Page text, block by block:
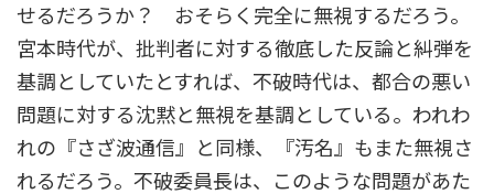
せるだろうか？ おそらく完全に無視するだろう。
宮本時代が、批判者に対する徹底した反論と糾弾を
基調としていたとすれば、不破時代は、都合の悪い
問題に対する沈黙と無視を基調としている。われわ
れの『さざ波通信』と同様、『汚名』もまた無視さ
れるだろう。不破委員長は、このような問題があた